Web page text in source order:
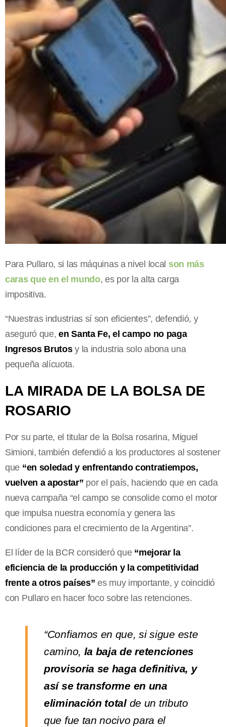
Para Pullaro, si las máquinas a nivel local son más
caras que en el mundo, es por la alta carga
impositiva.
“Nuestras industrias sí son eficientes”, defendió, y
aseguró que,en Santa Fe, el campo no paga
Ingresos Brutosy la industria solo abona una
pequeña alícuota.
LA MIRADA DE LA BOLSA DE
ROSARIO
Por su parte, el titular de la Bolsa rosarina, Miguel
Simioni, también defendió a los productores al sostener
que “en soledad y enfrentando contratiempos,
vuelven a apostar” por el país, haciendo que en cada
nueva campaña “el campo se consolide como el motor
que impulsa nuestra economía y genera las
condiciones para el crecimiento de la Argentina”.
El líder de la BCR consideró que“mejorar la
eficiencia de la producción y la competitividad
frente a otros países” es muy importante, y coincidió
con Pullaro en hacer foco sobre las retenciones.
“Confiamos en que, si sigue este
camino, la baja de retenciones
provisoria se haga definitiva, y
así se transforme en una
eliminación totalde un tributo
que fue tan nocivo para el